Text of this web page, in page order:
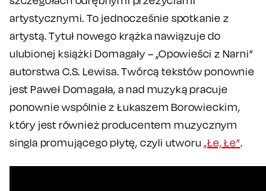
artystycznymi. To jednocześnie spotkanie z
artystą. Tytuł nowego krążka nawiązuje do
ulubionej książki Domagały – „Opowieści z Narni”
autorstwa C.S. Lewisa. Twórcą tekstów ponownie
jest Paweł Domagała, a nad muzyką pracuje
ponownie wspólnie z Łukaszem Borowieckim,
który jest również producentem muzycznym
singla promującego płytę, czyli utworu„Łe, Łe”.